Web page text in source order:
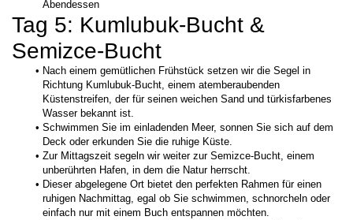
Abendessen
Tag 5: Kumlubuk-Bucht &
Semizce-Bucht
Nach einem gemütlichen Frühstück setzen wir die Segel in
Richtung Kumlubuk-Bucht, einem atemberaubenden
Küstenstreifen, der für seinen weichen Sand und türkisfarbenes
Wasser bekannt ist.
Schwimmen Sie im einladenden Meer, sonnen Sie sich auf dem
Deck oder erkunden Sie die ruhige Küste.
Zur Mittagszeit segeln wir weiter zur Semizce-Bucht, einem
unberührten Hafen, in dem die Natur herrscht.
Dieser abgelegene Ort bietet den perfekten Rahmen für einen
ruhigen Nachmittag, egal ob Sie schwimmen, schnorcheln oder
einfach nur mit einem Buch entspannen möchten.